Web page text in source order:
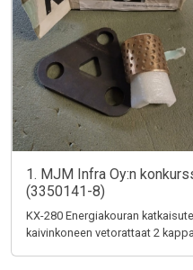
1. MJM Infra Oy:n
(3350141-8)
KX-280 Energiakouran
kaivinkoneen vetorattaat 2